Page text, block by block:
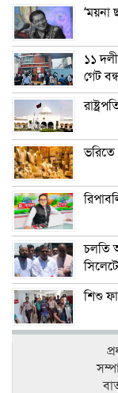
‘ময়না
১১
গেট
ভরিতে
চলতি
শিশু